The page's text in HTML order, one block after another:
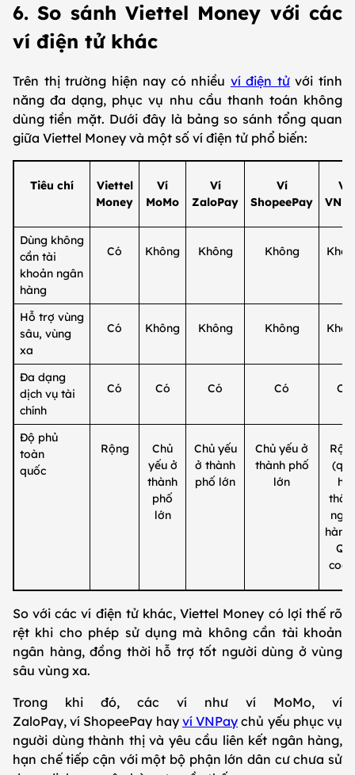
6. So sánh Viettel Money với các
ví điện tử khác
Trên thị trường hiện nay có nhiều ví điện tửvới tính
năng đa dạng, phục vụ nhu cầu thanh toán không
dùng tiền mặt. Dưới đây là bảng so sánh tổng quan
giữa Viettel Money và một số ví điện tử phổ biến:
Tiêu chí
Viettel
Money
Ví
MoMo
Ví
ZaloPay
Ví
ShopeePay
Ví
Dùng không
cần tài
khoản ngân
hàng
Có Không Không Không
Hỗ trợ vùng
sâu, vùng
xa
Có Không Không Không
Đa dạng
dịch vụ tài
chính
Có Có Có Có Có
Độ phủ
toàn
quốc
Rộng
Chủ
yếu ở
thành
phố
lớn
Chủ yếu
ở thành
phố lớn
Chủ yếu ở
thành phố
lớn
hệ
hàng
QR
So với các ví điện tử khác, Viettel Money có lợi thế rõ
rệt khi cho phép sử dụng mà không cần tài khoản
ngân hàng, đồng thời hỗ trợ tốt người dùng ở vùng
sâu vùng xa.
Trong khi đó, các ví như ví MoMo, ví
ZaloPay, ví ShopeePay hay ví VNPay chủ yếu phục vụ
người dùng thành thị và yêu cầu liên kết ngân hàng,
hạn chế tiếp cận với một bộ phận lớn dân cư chưa sử